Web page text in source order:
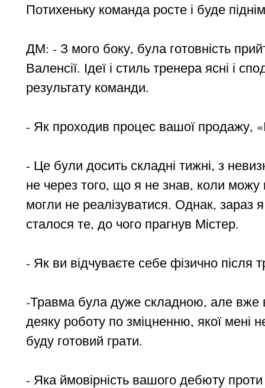
Потихеньку команда росте і буде
ДМ: - З мого боку, була готовність
Валенсії. Ідеї і стиль тренера ясні і
результату команди.
- Як проходив процес вашої продажу,
- Це були досить складні тижні, з
не через того, що я не знав, коли можу
могли не реалізуватися. Однак, зараз
сталося те, до чого прагнув Містер.
- Як ви відчуваєте себе фізично після
-Травма була дуже складною, але вже
деяку роботу по зміцненню, якої
буду готовий грати.
- Яка ймовірність вашого дебюту